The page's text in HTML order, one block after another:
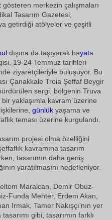
gösteren merkezin çalışmaları
Tasarım Gazetesi,
getirdiği atölyeler ve çeşitli
dışına da taşıyarak hayata
19-24 Temmuz tarihleri
ziyaretçileriyle buluşuyor. Bu
Çanakkale Troia Şeffaf Beygir
sergi, bölgenin Truva
yaklaşımla kavram üzerine
günlük yaşama ve
teması üzerine kurgulandı.
projesi olma özelliğini
kavramına tasarım
tasarımın daha geniş
yaratılmasını hedefleniyor.
Maralcan, Demir Obuz-
Funda Mehter, Erdem Akan,
Irmak, Tamer Nakışçı'nın yer
gibi, tasarımın farklı